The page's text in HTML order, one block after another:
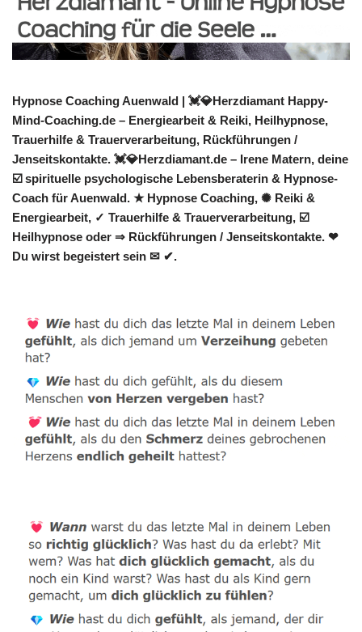
Hypnose Coaching Auenwald | 💓️💎Herzdiamant Happy-
Mind-Coaching.de – Energiearbeit & Reiki, Heilhypnose,
Trauerhilfe & Trauerverarbeitung, Rückführungen /
Jenseitskontakte. 💓️💎Herzdiamant.de – Irene Matern, deine
☑️ spirituelle psychologische Lebensberaterin & Hypnose-
Coach für Auenwald. ★ Hypnose Coaching, ✺ Reiki &
Energiearbeit, ✓ Trauerhilfe & Trauerverarbeitung, ☑️
Heilhypnose oder ⇒ Rückführungen / Jenseitskontakte. ❤
Du wirst begeistert sein ✉ ✔.